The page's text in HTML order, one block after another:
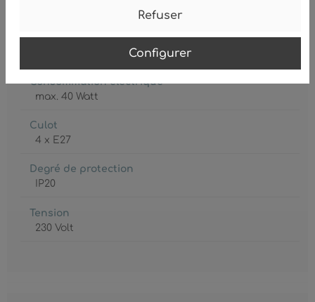
Refuser
Configurer
Classe de protection
Consommation électrique
max. 40 Watt
Culot
4 x E27
Degré de protection
IP20
Tension
230 Volt